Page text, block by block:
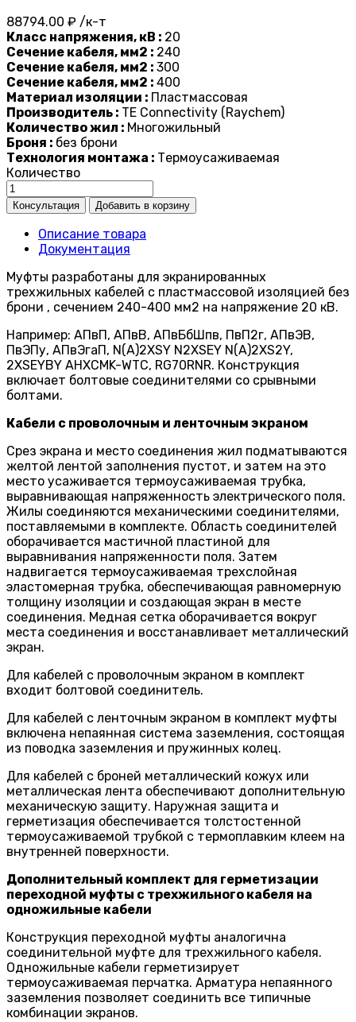
88794.00 ₽ /к-т
Класс напряжения, кВ : 20
Сечение кабеля, мм2 : 240
Сечение кабеля, мм2 : 300
Сечение кабеля, мм2 : 400
Материал изоляции : Пластмассовая
Производитель : TE Connectivity (Raychem)
Количество жил : Многожильный
Броня : без брони
Технология монтажа : Термоусаживаемая
Количество
Описание товара
Документация
Муфты разработаны для экранированных
трехжильных кабелей с пластмассовой изоляцией без
брони , сечением 240-400 мм2 на напряжение 20 кВ.
Например: АПвП, АПвВ, АПвБбШпв, ПвП2г, АПвЭВ,
ПвЭПу, АПвЭгаП, N(A)2XSY N2XSEY N(A)2XS2Y,
2XSEYBY AHXCMK-WTC, RG70RNR. Конструкция
включает болтовые соединителями со срывными
болтами.
Кабели с проволочным и ленточным экраном
Срез экрана и место соединения жил подматываются
желтой лентой заполнения пустот, и затем на это
место усаживается термоусаживаемая трубка,
выравнивающая напряженность электрического поля.
Жилы соединяются механическими соединителями,
поставляемыми в комплекте. Область соединителей
оборачивается мастичной пластиной для
выравнивания напряженности поля. Затем
надвигается термоусаживаемая трехслойная
эластомерная трубка, обеспечивающая равномерную
толщину изоляции и создающая экран в месте
соединения. Медная сетка оборачивается вокруг
места соединения и восстанавливает металлический
экран.
Для кабелей с проволочным экраном в комплект
входит болтовой соединитель.
Для кабелей с ленточным экраном в комплект муфты
включена непаянная система заземления, состоящая
из поводка заземления и пружинных колец.
Для кабелей с броней металлический кожух или
металлическая лента обеспечивают дополнительную
механическую защиту. Наружная защита и
герметизация обеспечивается толстостенной
термоусаживаемой трубкой с термоплавким клеем на
внутренней поверхности.
Дополнительный комплект для герметизации
переходной муфты с трехжильного кабеля на
одножильные кабели
Конструкция переходной муфты аналогична
соединительной муфте для трехжильного кабеля.
Одножильные кабели герметизирует
термоусаживаемая перчатка. Арматура непаянного
заземления позволяет соединить все типичные
комбинации экранов.